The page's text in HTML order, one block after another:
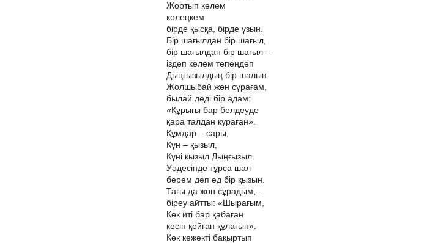
Жортып келем
көлеңкем
бірде қысқа, бірде ұзын.
Бір шағылдан бір шағыл,
бір шағылдан бір шағыл –
іздеп келем тепеңдеп
Дыңғызылдың бір шалын.
Жолшыбай жөн сұрағам,
былай деді бір адам:
«Құрығы бар белдеуде
қара талдан құраған».
Құмдар – сары,
Күн – қызыл,
Күні қызыл Дыңғызыл.
Уәдесінде тұрса шал
берем деп ед бір қызын.
Тағы да жөн сұрадым,–
біреу айтты: «Шырағым,
Көк иті бар қабаған
кесіп қойған құлағын».
Көк көжекті бақыртып